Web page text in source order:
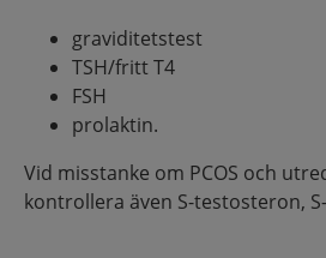
graviditetstest
TSH/fritt T4
FSH
prolaktin.
Vid misstanke om PCOS och
kontrollera även S-testosteron, S-